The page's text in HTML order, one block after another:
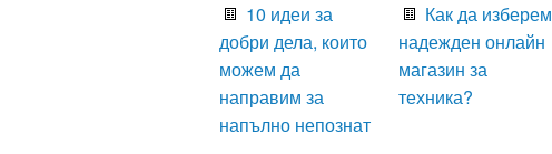
10 идеи за
добри дела, които
можем да
направим за
напълно непознат
Как да изберем
надежден онлайн
магазин за
техника?